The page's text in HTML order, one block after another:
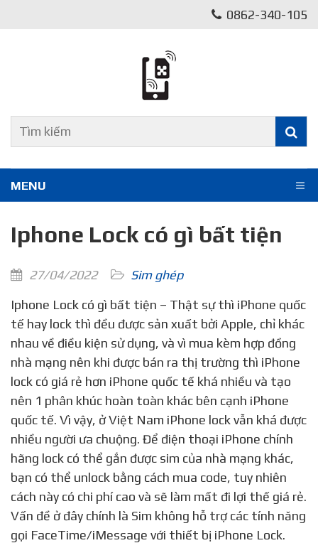
0862-340-105
MENU
Iphone Lock có gì bất tiện
27/04/2022
Sim ghép
Iphone Lock có gì bất tiện – Thật sự thì iPhone quốc
tế hay lock thì đều được sản xuất bởi Apple, chỉ khác
nhau về điều kiện sử dụng, và vì mua kèm hợp đồng
nhà mạng nên khi được bán ra thị trường thì iPhone
lock có giá rẻ hơn iPhone quốc tế khá nhiều và tạo
nên 1 phân khúc hoàn toàn khác bên cạnh iPhone
quốc tế. Vì vậy, ở Việt Nam iPhone lock vẫn khá được
nhiều người ưa chuộng. Để điện thoại iPhone chính
hãng lock có thể gắn được sim của nhà mạng khác,
bạn có thể unlock bằng cách mua code, tuy nhiên
cách này có chi phí cao và sẽ làm mất đi lợi thế giá rẻ.
Vấn đề ở đây chính là Sim không hỗ trợ các tính năng
gọi FaceTime/iMessage với thiết bị iPhone Lock.